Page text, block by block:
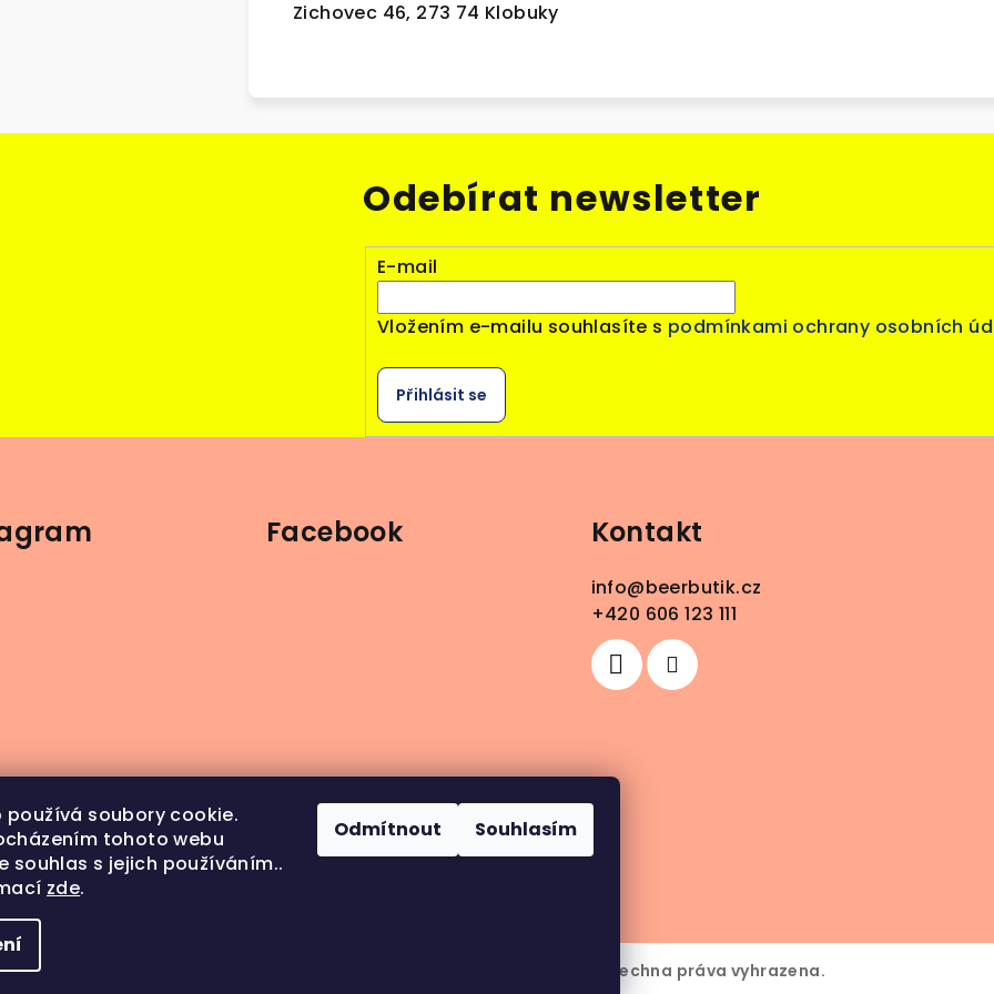
používá soubory cookie.
tohoto webu
souhlas s jejich používáním..
zde.
Odmítnout Souhlasím
Zichovec 46, 273 74 Klobuky
Odebírat newsletter
E-mail
Vložením e-mailu souhlasíte s podmínkami ochrany osobních
Přihlásit se
na Instagramu
Facebook Kontakt
info@beerbutik.cz
+420 606 123 111
. Všechna práva vyhrazena.